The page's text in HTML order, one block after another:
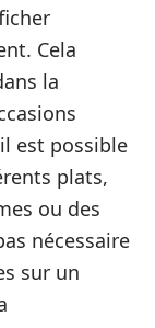
Cela
la
est possible
plats,
ou des
nécessaire
sur un